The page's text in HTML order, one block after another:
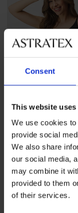
Consent
This website
We use cookies
provide social
We also share
our social media,
may combine it
provided to them
of their services.
Stezna potkošulja
47,99 €
35,99 €KodALL25